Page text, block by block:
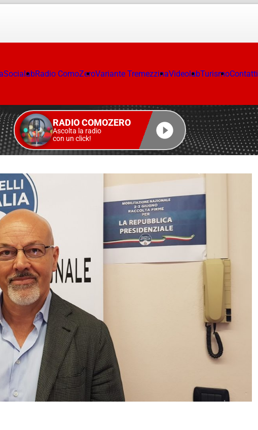
SocialabRadio ComoZeroVariante TremezzinaVideolabTurismoContatti
RADIO COMOZERO
Ascolta la radio
con un click!